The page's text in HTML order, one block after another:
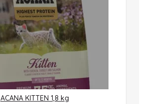
ACANA KITTEN 1,8 kg